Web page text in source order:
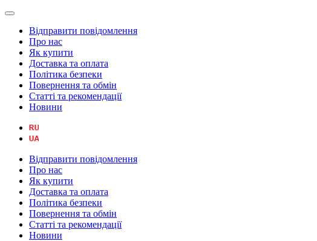
Відправити повідомлення
Про нас
Як купити
Доставка та оплата
Політика безпеки
Повернення та обмін
Статті та рекомендації
Новини
Відправити повідомлення
Про нас
Як купити
Доставка та оплата
Політика безпеки
Повернення та обмін
Статті та рекомендації
Новини